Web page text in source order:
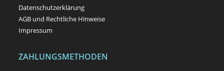
Datenschutzerklärung
AGB und Rechtliche Hinweise
Impressum
ZAHLUNGSMETHODEN